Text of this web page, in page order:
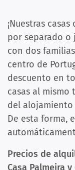
¡Nuestras
por separado o
con dos
centro de
descuento en
casas al mismo
del alojamiento
De esta forma,
Precios de
Casa Palmeira